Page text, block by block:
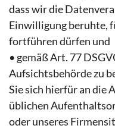
dass wir die
Einwilligung beruhte,
fortführen dürfen und
• gemäß Art. 77
Aufsichtsbehörde zu
Sie sich hierfür an die
üblichen
oder unseres